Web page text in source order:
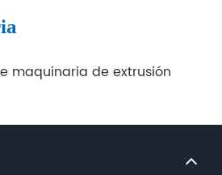
maquinaria de extrusión